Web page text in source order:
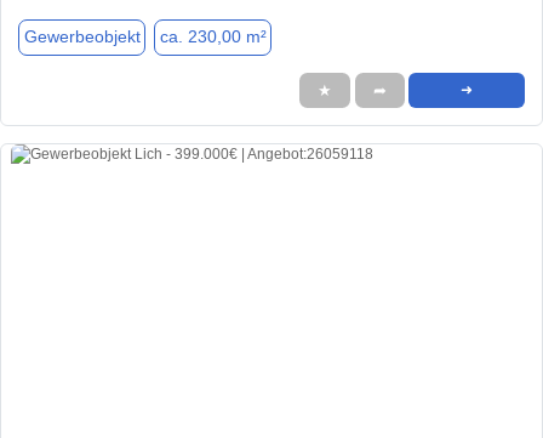
Gewerbeobjekt ca. 230,00 m²
★ ➦ ➜